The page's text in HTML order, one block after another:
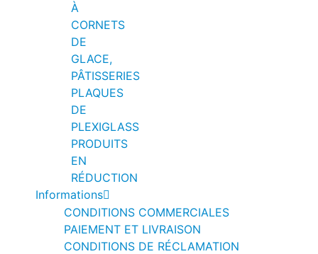
À
CORNETS
DE
GLACE,
PÂTISSERIES
PLAQUES
DE
PLEXIGLASS
PRODUITS
EN
RÉDUCTION
Informations
CONDITIONS COMMERCIALES
PAIEMENT ET LIVRAISON
CONDITIONS DE RÉCLAMATION